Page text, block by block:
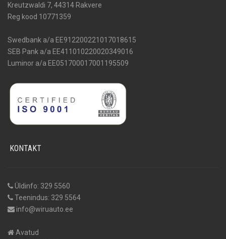
Kreutzwaldi 7, 44314 Rakvere
Reg kood 10771359
Swedbank a/a EE912200221017018615
SEB Pank a/a EE411010220020349016
Luminor a/a EE051700017001195509
KONTAKT
Üldinfo: 329 5560
Teenindus: 329 5564
info@wiruauto.ee
Avatud